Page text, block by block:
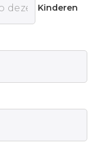
Kinderen